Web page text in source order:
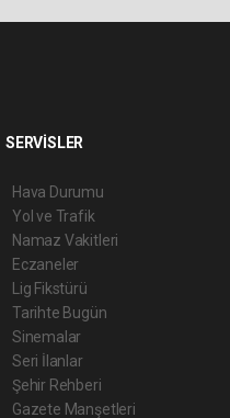
SERVİSLER
Hava Durumu
Yol ve Trafik
Namaz Vakitleri
Eczaneler
Lig Fikstürü
Tarihte Bugün
Sinemalar
Seri İlanlar
Şehir Rehberi
Gazete Manşetleri